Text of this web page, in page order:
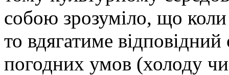
собою зрозуміло, що
то вдягатиме
погодних умов (холоду